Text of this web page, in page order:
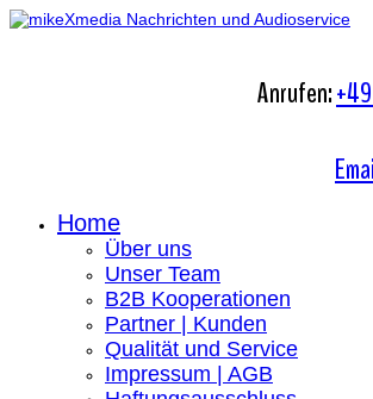
Anrufen:
Home
Über uns
Unser Team
B2B Kooperationen
Partner | Kunden
Qualität und Service
Impressum | AGB